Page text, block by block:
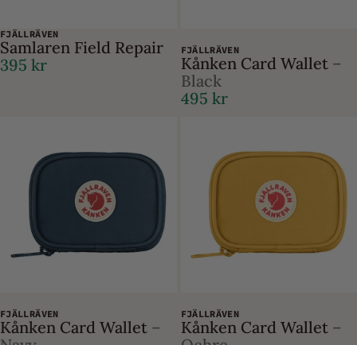
FJÄLLRÄVEN
Samlaren Field Repair
395 kr
FJÄLLRÄVEN
Kånken Card Wallet –
Black
495 kr
FJÄLLRÄVEN
Kånken Card Wallet –
FJÄLLRÄVEN
Kånken Card Wallet –